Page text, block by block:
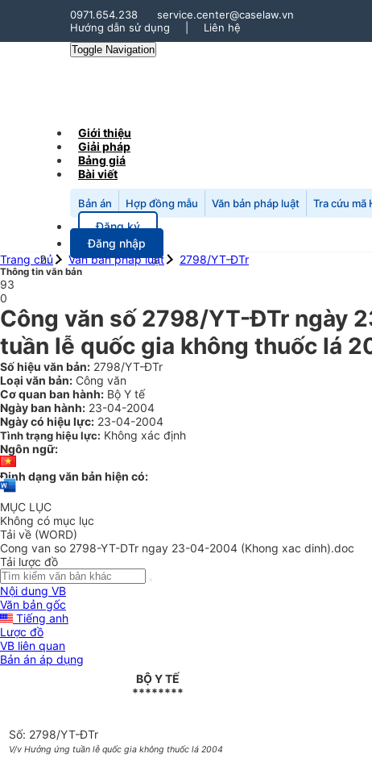
0971.654.238
service.center@caselaw.vn
Hướng dẫn sử dụng
Liên hệ
Toggle Navigation
Giới thiệu
Giải pháp
Bảng giá
Bài viết
Bản án Hợp đồng mẫu Văn bản pháp luật Tra cứu mã
Đăng ký
Đăng nhập
Trang chủ
Văn bản pháp luật 2798/YT-ĐTr
Thông tin văn bản
93
0
Công văn số 2798/YT-ĐTr ngày
tuần lễ quốc gia không thuốc lá
Số hiệu văn bản: 2798/YT-ĐTr
Loại văn bản: Công văn
Cơ quan ban hành: Bộ Y tế
Ngày ban hành: 23-04-2004
Ngày có hiệu lực: 23-04-2004
Tình trạng hiệu lực: Không xác định
Ngôn ngữ:
Định dạng văn bản hiện có:
MỤC LỤC
Không có mục lục
Tải về (WORD)
Cong van so 2798-YT-DTr ngay 23-04-2004 (Khong xac dinh).doc
Tải lược đồ
Nội dung VB
Văn bản gốc
Tiếng anh
Lược đồ
VB liên quan
Bản án áp dụng
BỘ Y TẾ
********
Số: 2798/YT-ĐTr
V/v Hưởng ứng tuần lễ quốc gia không thuốc lá 2004